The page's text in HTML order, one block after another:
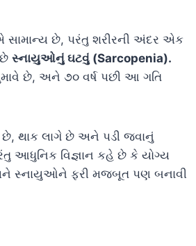
સામાન્ય છે, પરંતુ શરીરની અંદર એક
સ્નાયુઓનું ઘટવું (Sarcopenia).
છે, અને ૭૦ વર્ષ પછી આ ગતિ
છે, થાક લાગે છે અને પડી જવાનું
આધુનિક વિજ્ઞાન કહે છે કે યોગ્ય
સ્નાયુઓને ફરી મજબૂત પણ બનાવી